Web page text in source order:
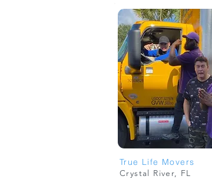
True Life Movers
Crystal River, FL